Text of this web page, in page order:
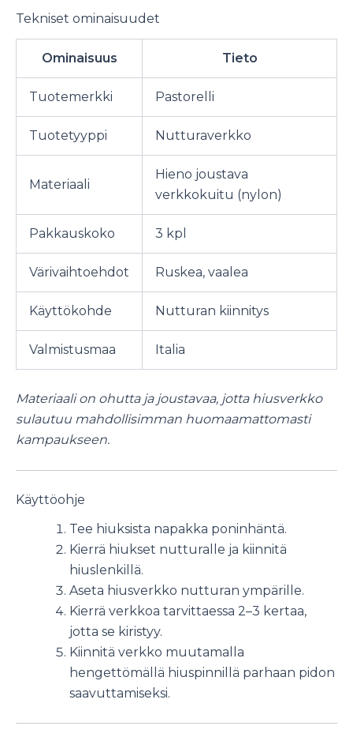
Tekniset ominaisuudet
Ominaisuus Tieto
Tuotemerkki Pastorelli
Tuotetyyppi Nutturaverkko
Materiaali
Hieno joustava
verkkokuitu (nylon)
Pakkauskoko 3 kpl
Värivaihtoehdot Ruskea, vaalea
Käyttökohde Nutturan kiinnitys
Valmistusmaa Italia
Materiaali on ohutta ja joustavaa, jotta hiusverkko
sulautuu mahdollisimman huomaamattomasti
kampaukseen.
Käyttöohje
Tee hiuksista napakka poninhäntä.
Kierrä hiukset nutturalle ja kiinnitä
hiuslenkillä.
Aseta hiusverkko nutturan ympärille.
Kierrä verkkoa tarvittaessa 2–3 kertaa,
jotta se kiristyy.
Kiinnitä verkko muutamalla
hengettömällä hiuspinnillä parhaan pidon
saavuttamiseksi.